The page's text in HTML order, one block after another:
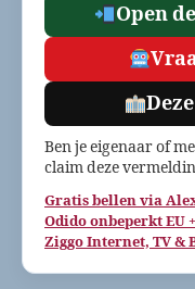
Open
Ben je eigenaar of
claim deze
Gratis bellen via
Odido onbeperkt EU
Ziggo Internet, TV &